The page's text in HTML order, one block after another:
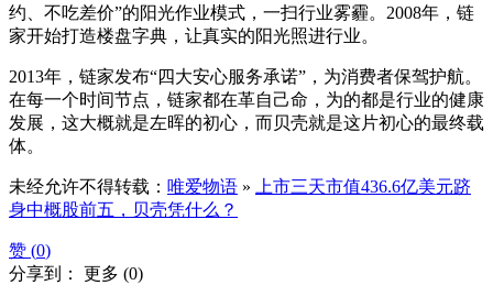
约、不吃差价”的阳光作业模式，一扫行业雾霾。2008年，链
家开始打造楼盘字典，让真实的阳光照进行业。
2013年，链家发布“四大安心服务承诺”，为消费者保驾护航。
在每一个时间节点，链家都在革自己命，为的都是行业的健康
发展，这大概就是左晖的初心，而贝壳就是这片初心的最终载
体。
未经允许不得转载： 唯爱物语 »
上市三天市值436.6亿美元跻
身中概股前五，贝壳凭什么？
赞 (0)
分享到： 更多 (0)